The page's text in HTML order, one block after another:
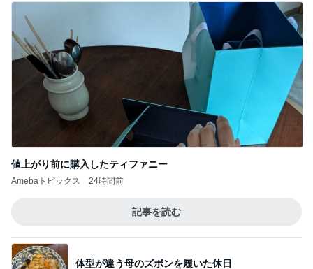
値上がり前に購入したティファニー
Amebaトピックス 24時間前
記事を読む
体型が違う母のズボンを履いた休日